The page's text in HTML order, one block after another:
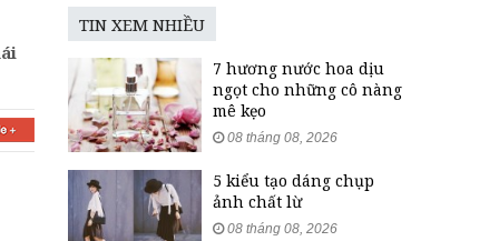
TIN XEM NHIỀU
7 hương nước hoa dịu
ngọt cho những cô nàng
mê kẹo
08 tháng 08, 2026
5 kiểu tạo dáng chụp
ảnh chất lừ
08 tháng 08, 2026